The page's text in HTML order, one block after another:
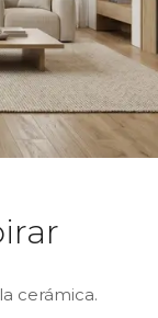
cerámica.